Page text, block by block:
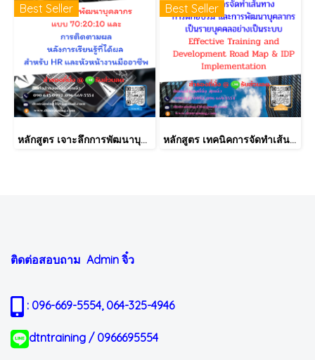
Best Seller
หลักสูตร เจาะลึกการพัฒนาบุคลากรแบบ 70:20:10 และการติดตามผลหลังการเรียนรู้ที่ได้ผล สำหรับ HR และหัวหน้างานมืออาชีพ
Best Seller
หลักสูตร เทคนิคการจัดทำเส้นทางการฝึกอบรม และการพัฒนาบุคลากร เป็นรายบุคคลอย่างเป็นระบบ Effective Training and Development Road Map & IDP Implementation
ติดต่อสอบถาม Admin จิ๋ว
: 096-669-5554, 064-325-4946
dtntraining / 0966695554